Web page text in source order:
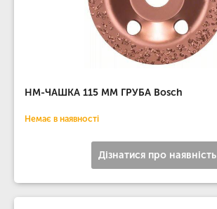
НМ-ЧАШКА 115 ММ ГРУБА Bosch
Немає в наявності
Дізнатися про наявність